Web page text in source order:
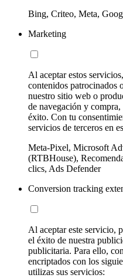
Bing, Criteo, Meta,
Marketing
Al aceptar estos
contenidos patrocinados
nuestro sitio web o
de navegación y compra,
éxito. Con tu
servicios de terceros en
Meta-Pixel, Microsoft
(RTBHouse),
clics, Ads Defender
Conversion tracking
Al aceptar este servicio,
el éxito de nuestra
publicitaria. Para ello,
encriptados con los
utilizas sus servicios: